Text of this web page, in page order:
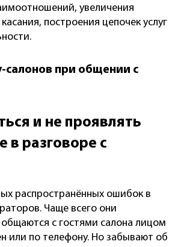
увеличения
построения цепочек услуг
при общении с
и не проявлять
в разговоре с
распространённых ошибок в
Чаще всего они
с гостями салона лицом
или по телефону. Но забывают об